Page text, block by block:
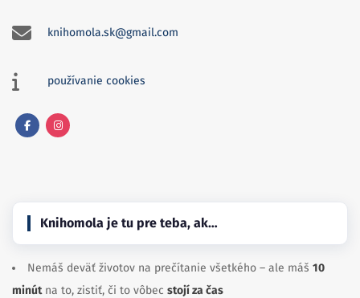
knihomola.sk@gmail.com
používanie cookies
Knihomola je tu pre teba, ak…
Nemáš deväť životov na prečítanie všetkého – ale máš 10
minútna to, zistiť, či to vôbec stojí za čas